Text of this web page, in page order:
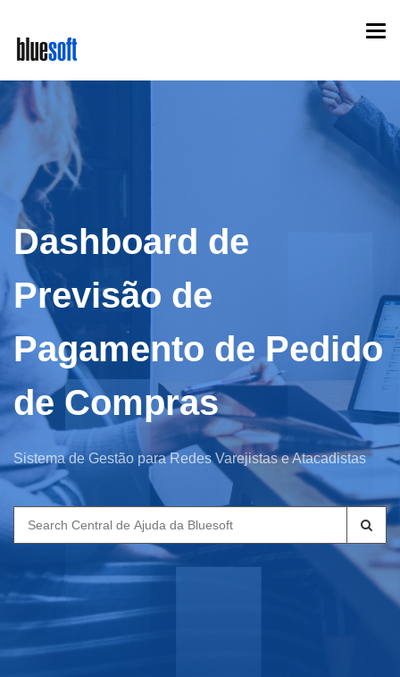
main
content
Dashboard de
Previsão de
Pagamento de Pedido
de Compras
Sistema de Gestão para Redes Varejistas e Atacadistas
Search
for: